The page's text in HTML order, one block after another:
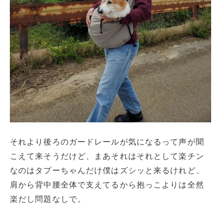
それより後ろのガードレールが気になるって声が聞
こえて来そうだけど、まあそれはそれとして楽チン
なのはタプーちゃんだけ僕はズシッと来るけれど、
肩から背中腰全体で支えてるから抱っこよりは全然
楽だし問題なしで。